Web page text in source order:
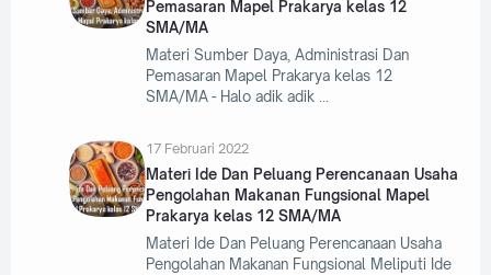
Pemasaran Mapel Prakarya kelas 12
SMA/MA
Materi Sumber Daya, Administrasi Dan
Pemasaran Mapel Prakarya kelas 12
SMA/MA - Halo adik adik
17 Februari 2022
Materi Ide Dan Peluang Perencanaan Usaha
Pengolahan Makanan Fungsional Mapel
Prakarya kelas 12 SMA/MA
Materi Ide Dan Peluang Perencanaan Usaha
Pengolahan Makanan Fungsional Meliputi Ide